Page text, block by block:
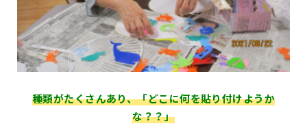
種類がたくさんあり、「どこに何を貼り付けようか
な？？」